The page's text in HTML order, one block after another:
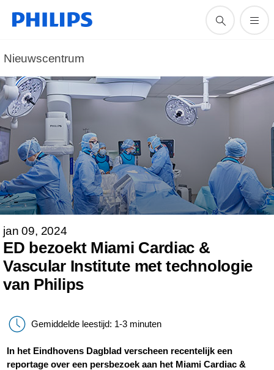
Nieuwscentrum
jan 09, 2024
ED bezoekt Miami Cardiac &
Vascular Institute met technologie
van Philips
Gemiddelde leestijd: 1-3 minuten
In het Eindhovens Dagblad verscheen recentelijk een
reportage over een persbezoek aan het Miami Cardiac &